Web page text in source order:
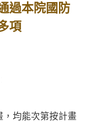
過本院國防
項
均能次第按計畫